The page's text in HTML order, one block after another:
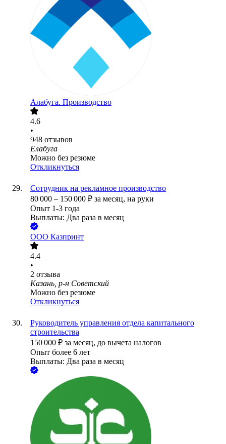
Алабуга. Производство
4.6
•
948 отзывов
Елабуга
Можно без резюме
Откликнуться
Сотрудник на рекламное производство
80 000 – 150 000 ₽ за месяц, на руки
Опыт 1-3 года
Выплаты: Два раза в месяц
ООО Казпринт
4.4
•
2 отзыва
Казань, р-н Советский
Можно без резюме
Откликнуться
Руководитель управления отдела капитального
строительства
150 000 ₽ за месяц, до вычета налогов
Опыт более 6 лет
Выплаты: Два раза в месяц